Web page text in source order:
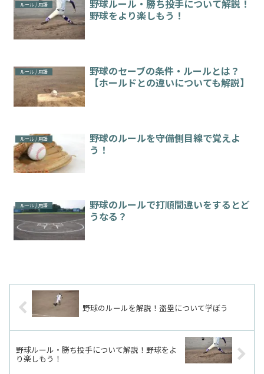
ルール / 用語
野球ルール・勝ち投手について解説！
野球をより楽しもう！
ルール / 用語
野球のセーブの条件・ルールとは？
【ホールドとの違いについても解説】
ルール / 用語
野球のルールを守備側目線で覚えよ
う！
ルール / 用語
野球のルールで打順間違いをするとど
うなる？
野球のルールを解説！盗塁について学ぼう
野球ルール・勝ち投手について解説！野球をよ
り楽しもう！